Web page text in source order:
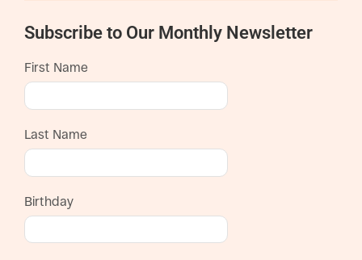
Subscribe to Our Monthly Newsletter
First Name
Last Name
Birthday